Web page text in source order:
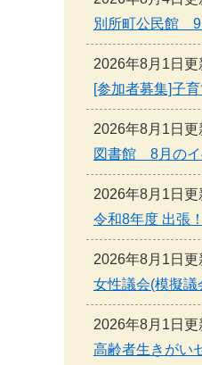
別所町公民館 9
2026年8月1日更
[参加者募集]子
2026年8月1日更
図書館 8月のイ
2026年8月1日更
令和8年度 出張
2026年8月1日更
女性議会(模擬議
2026年8月1日更
高齢者生きがい